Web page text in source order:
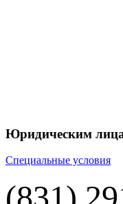
Юридическим
Специальные условия